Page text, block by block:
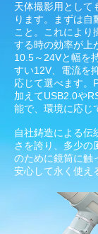
天体撮影用として
ります。まずは自
こと。これにより
する時の効率が上
10.5～24Vと幅を
すい12V、電流を
応じて選べます。
加えてUSB2.0や
能で、環境に応じ
自社鋳造による伝
さを誇り、多少の
のために鏡筒に触
安心して永く使え